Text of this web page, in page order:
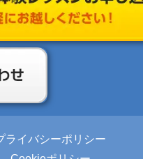
ライバシーポリシー